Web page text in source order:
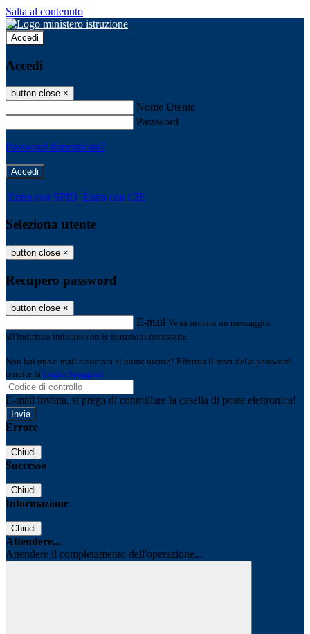
Salta al contenuto
Accedi
Accedi
button close ×
Nome Utente
Password
Password dimenticata?
-
Entra con SPID Entra con CIE
Seleziona utente
button close ×
Recupero password
button close ×
E-mail Verrà inviato un messaggio
all'indirizzo indicato con le istruzioni necessarie.
Non hai una e-mail associata al nome utente? Effettua il reset della password
tramite la Login Spaggiari
E-mail inviata, si prega di controllare la casella di posta elettronica!
Errore
Chiudi
Successo
Chiudi
Informazione
Chiudi
Attendere...
Attendere il completamento dell'operazione...